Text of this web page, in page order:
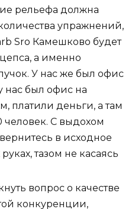
рельефа должна
упражнений,
Sro Камешково будет
а именно
У нас же был офис
нас был офис на
платили деньги, а там
человек. С выдохом
в исходное
тазом не касаясь
вопрос о качестве
конкуренции,